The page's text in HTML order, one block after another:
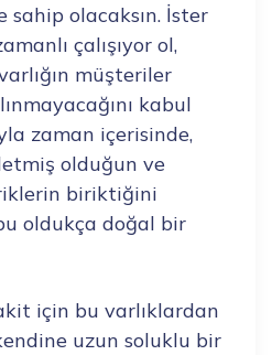
olacaksın. İster
çalışıyor ol,
müşteriler
kabul
zaman içerisinde,
olduğun ve
biriktiğini
oldukça doğal bir
için bu varlıklardan
uzun soluklu bir